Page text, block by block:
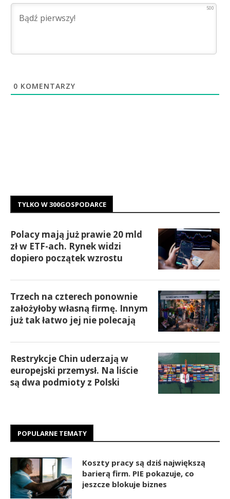
500
0 KOMENTARZY
TYLKO W 300GOSPODARCE
Polacy mają już prawie 20 mld
zł w ETF-ach. Rynek widzi
dopiero początek wzrostu
Trzech na czterech ponownie
założyłoby własną firmę. Innym
już tak łatwo jej nie polecają
Restrykcje Chin uderzają w
europejski przemysł. Na liście
są dwa podmioty z Polski
POPULARNE TEMATY
Koszty pracy są dziś największą
barierą firm. PIE pokazuje, co
jeszcze blokuje biznes